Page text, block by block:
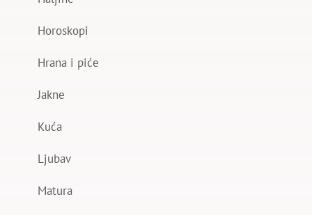
Horoskopi
Hrana i piće
Jakne
Kuća
Ljubav
Matura